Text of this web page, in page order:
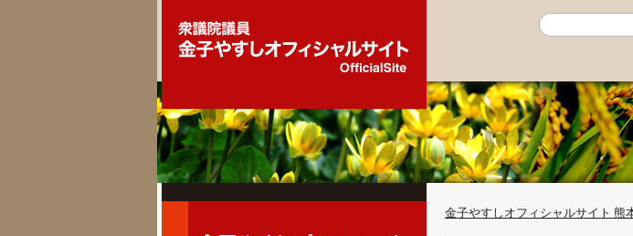
金子やすしオフィシャルサイト 熊